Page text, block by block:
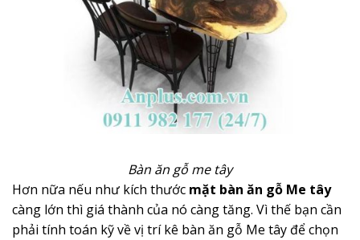
Bàn ăn gỗ me tây
Hơn nữa nếu như kích thước mặt bàn ăn gỗ Me tây
càng lớn thì giá thành của nó càng tăng. Vì thế bạn cần
phải tính toán kỹ về vị trí kê bàn ăn gỗ Me tây để chọn